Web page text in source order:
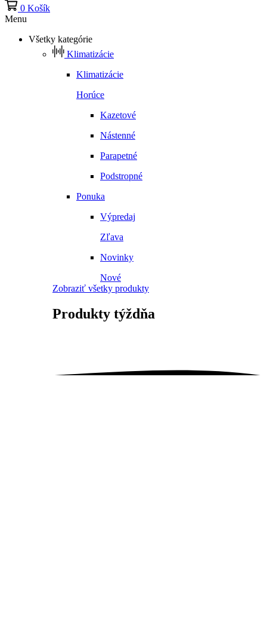
0 Košík
Menu
Všetky kategórie
Klimatizácie
Klimatizácie
Horúce
Kazetové
Nástenné
Parapetné
Podstropné
Ponuka
Výpredaj
Zľava
Novinky
Nové
Zobraziť všetky produkty
Produkty týždňa